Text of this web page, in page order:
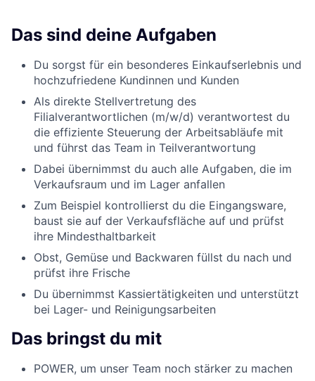
Das sind deine Aufgaben
Du sorgst für ein besonderes Einkaufserlebnis und
hochzufriedene Kundinnen und Kunden
Als direkte Stellvertretung des
Filialverantwortlichen (m/w/d) verantwortest du
die effiziente Steuerung der Arbeitsabläufe mit
und führst das Team in Teilverantwortung
Dabei übernimmst du auch alle Aufgaben, die im
Verkaufsraum und im Lager anfallen
Zum Beispiel kontrollierst du die Eingangsware,
baust sie auf der Verkaufsfläche auf und prüfst
ihre Mindesthaltbarkeit
Obst, Gemüse und Backwaren füllst du nach und
prüfst ihre Frische
Du übernimmst Kassiertätigkeiten und unterstützt
bei Lager- und Reinigungsarbeiten
Das bringst du mit
POWER, um unser Team noch stärker zu machen